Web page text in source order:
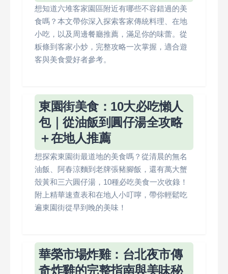
想知道六堆客家園區附近有哪些不容錯過的美
食嗎？本文帶你深入探索客家傳統料理、在地
小吃，以及周邊餐廳推薦，滿足你的味蕾。從
粄條到客家小炒，完整攻略一次掌握，適合遊
客與美食愛好者參考。
東園街美食：10大必吃懶人
包｜從油飯到圓仔湯全攻略
＋在地人推薦
想探索東園街最道地的美食嗎？從清晨的無名
油飯、阿春涼麵到老牌張豬腳飯，還有萬大蟹
殼黃和三六圓仔湯，10種必吃美食一次收錄！
附上精華速查表和在地人小叮嚀，帶你輕鬆吃
遍東園街從早到晚的美味‌！
華榮市場炸雞：台北夜市傳
奇炸雞的完整指南與美味秘